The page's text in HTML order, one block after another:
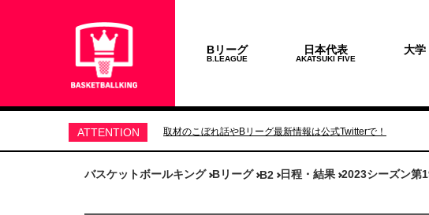
Bリーグ
B.LEAGUE
日本代表
AKATSUKI FIVE
大学
ATTENTION 取材のこぼれ話やBリーグ最新情報は公式Twitterで！
バスケットボールキング Bリーグ B2 日程・結果 2023シーズン第